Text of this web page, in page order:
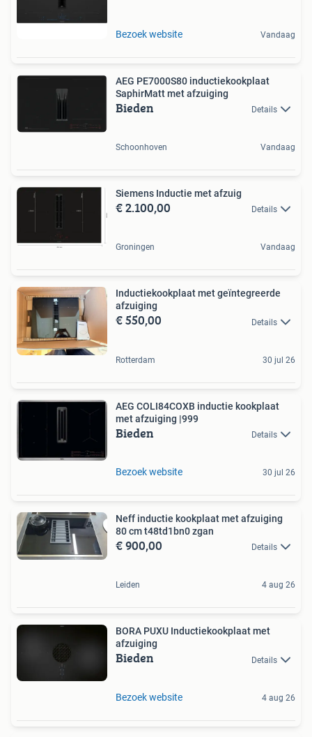
Bezoek website Vandaag
AEG PE7000S80 inductiekookplaat
SaphirMatt met afzuiging
Bieden Details
Schoonhoven Vandaag
Siemens Inductie met afzuig
€ 2.100,00 Details
Groningen Vandaag
Inductiekookplaat met geïntegreerde
afzuiging
€ 550,00 Details
Rotterdam 30 jul 26
AEG COLI84COXB inductie kookplaat
met afzuiging |999
Bieden Details
Bezoek website 30 jul 26
Neff inductie kookplaat met afzuiging
80 cm t48td1bn0 zgan
€ 900,00 Details
Leiden 4 aug 26
BORA PUXU Inductiekookplaat met
afzuiging
Bieden Details
Bezoek website 4 aug 26